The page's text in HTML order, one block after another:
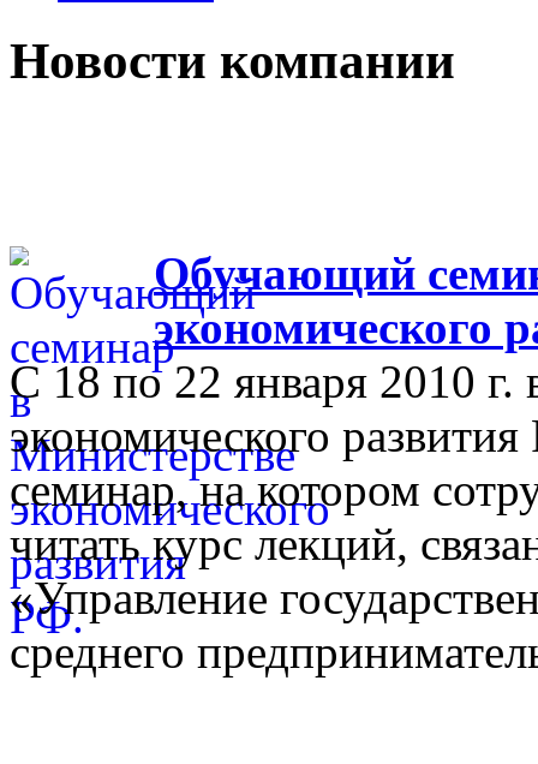
Новости компании
Обучающий
экономического
С 18 по 22 января 2010 г.
экономического
семинар, на котором
читать курс лекций,
«Управление
среднего